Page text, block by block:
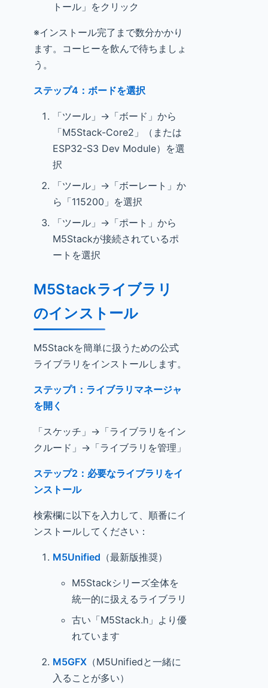
トール」をクリック
※インストール完了まで数分かかり
ます。コーヒーを飲んで待ちましょ
う。
ステップ4：ボードを選択
「ツール」→「ボード」から
「M5Stack-Core2」（または
ESP32-S3 Dev Module）を選
択
「ツール」→「ボーレート」か
ら「115200」を選択
「ツール」→「ポート」から
M5Stackが接続されているポ
ートを選択
M5Stackライブラリ
のインストール
M5Stackを簡単に扱うための公式
ライブラリをインストールします。
ステップ1：ライブラリマネージャ
を開く
「スケッチ」→「ライブラリをイン
クルード」→「ライブラリを管理」
ステップ2：必要なライブラリをイ
ンストール
検索欄に以下を入力して、順番にイ
ンストールしてください：
M5Unified （最新版推奨）
M5Stackシリーズ全体を
統一的に扱えるライブラリ
古い「M5Stack.h」より優
れています
M5GFX （M5Unifiedと一緒に
入ることが多い）